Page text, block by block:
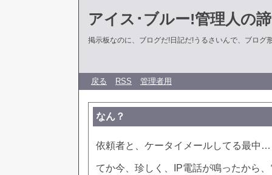
アイス･ブルー!管理人の
掲示板なのに、ブログだ!日記だ!うるさいんで、ブログ
戻る RSS 管理者用
なん？
依頼者と、ケータイメールしてる最中…
てか今、珍しく、IP電話が鳴ったから